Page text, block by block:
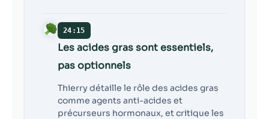
24:15
Les acides gras sont essentiels,
pas optionnels
Thierry détaille le rôle des acides gras
comme agents anti-acides et
précurseurs hormonaux, et critique les